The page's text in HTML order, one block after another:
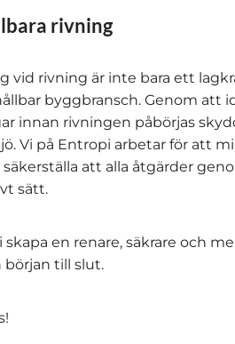
rivning
vid rivning är inte bara ett
byggbransch. Genom att
innan rivningen påbörjas
Vi på Entropi arbetar för att
att alla åtgärder
sätt.
en renare, säkrare och
början till slut.